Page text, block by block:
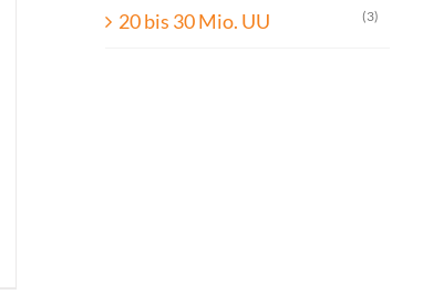
20 bis 30 Mio. UU (3)